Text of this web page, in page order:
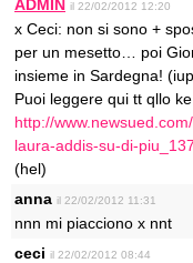
ADMIN il 22/02/2012 12:20
x Ceci: non si sono +
per un mesetto… poi
insieme in Sardegna!
Puoi leggere qui tt qllo
http://
laura-addis-su-di-
(hel)
anna il 22/02/2012 11:31
nnn mi piacciono x nnt
ceci il 22/02/2012 08:44